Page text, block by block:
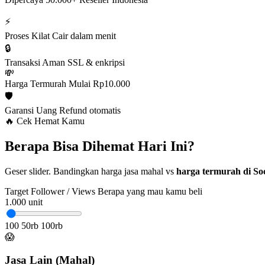
⚡
Proses Kilat Cair dalam menit
🔒
Transaksi Aman SSL & enkripsi
💸
Harga Termurah Mulai Rp10.000
🛡️
Garansi Uang Refund otomatis
🔥 Cek Hemat Kamu
Berapa Bisa Dihemat Hari Ini?
Geser slider. Bandingkan harga jasa mahal vs harga termurah di
Target Follower / Views Berapa yang mau kamu beli
1.000 unit
100 50rb 100rb
😱
Jasa Lain (Mahal)